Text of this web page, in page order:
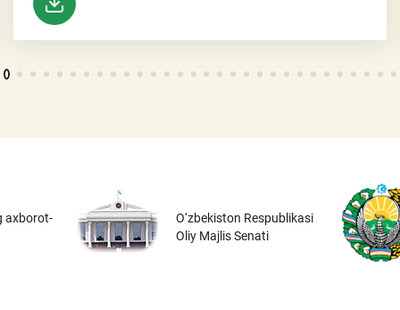
axborot-
O‘zbekiston Respublikasi
Oliy Majlis Senati